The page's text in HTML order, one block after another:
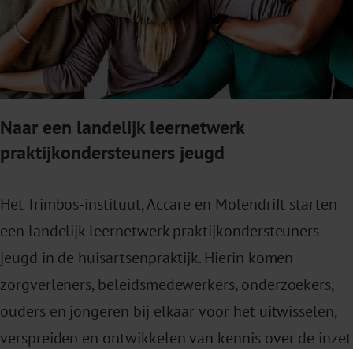
Naar een landelijk leernetwerk
praktijkondersteuners jeugd
Het Trimbos-instituut, Accare en Molendrift starten
een landelijk leernetwerk praktijkondersteuners
jeugd in de huisartsenpraktijk. Hierin komen
zorgverleners, beleidsmedewerkers, onderzoekers,
ouders en jongeren bij elkaar voor het uitwisselen,
verspreiden en ontwikkelen van kennis over de inzet